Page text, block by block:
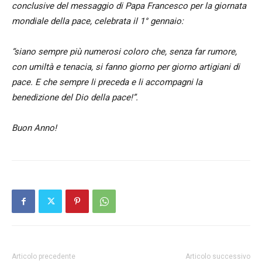
conclusive del messaggio di Papa Francesco per la giornata
mondiale della pace, celebrata il 1° gennaio:
“siano sempre più numerosi coloro che, senza far rumore,
con umiltà e tenacia, si fanno giorno per giorno artigiani di
pace. E che sempre li preceda e li accompagni la
benedizione del Dio della pace!”.
Buon Anno!
Articolo precedente Articolo successivo